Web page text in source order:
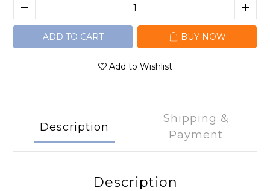
ADD TO CART BUY NOW
Add to Wishlist
Description
Shipping &
Payment
Description